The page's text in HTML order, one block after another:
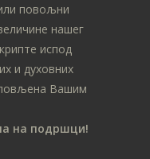
повољни
нашег
испод
и духовних
Вашим
на подршци!